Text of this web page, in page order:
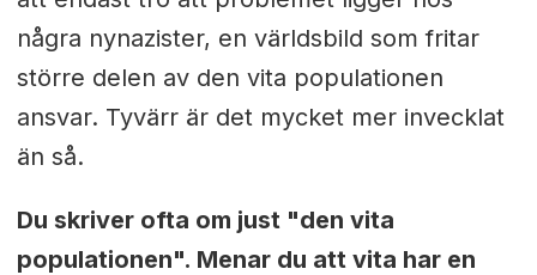
några nynazister, en världsbild som fritar
större delen av den vita populationen
ansvar. Tyvärr är det mycket mer invecklat
än så.
Du skriver ofta om just "den vita
populationen". Menar du att vita har en